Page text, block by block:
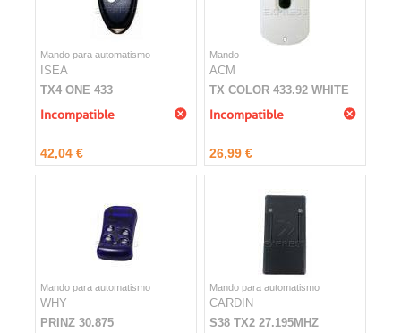
Mando para automatismo
ISEA
TX4 ONE 433
Incompatible
42,04 €
Mando
ACM
TX COLOR 433.92 WHITE
Incompatible
26,99 €
Mando para automatismo
WHY
PRINZ 30.875
Mando para automatismo
CARDIN
S38 TX2 27.195MHZ